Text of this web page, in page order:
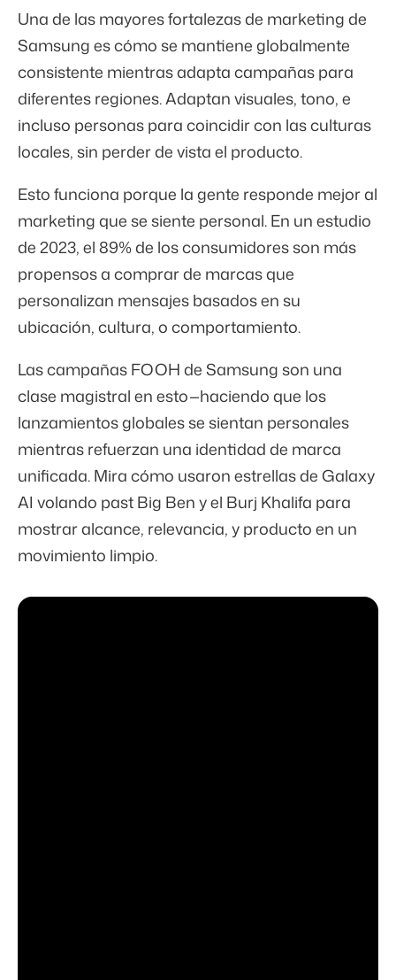
Una de las mayores fortalezas de marketing de
Samsung es cómo se mantiene globalmente
consistente mientras adapta campañas para
diferentes regiones. Adaptan visuales, tono, e
incluso personas para coincidir con las culturas
locales, sin perder de vista el producto.
Esto funciona porque la gente responde mejor al
marketing que se siente personal. En un estudio
de 2023, el89%de los consumidores son más
propensos a comprar de marcas que
personalizan mensajes basados en su
ubicación, cultura, o comportamiento.
Las campañas FOOH de Samsung son una
clase magistral en esto—haciendo que los
lanzamientos globales se sientan personales
mientras refuerzan una identidad de marca
unificada. Mira cómo usaron estrellas de Galaxy
AI volando past Big Ben y el Burj Khalifa para
mostrar alcance, relevancia, y producto en un
movimiento limpio.